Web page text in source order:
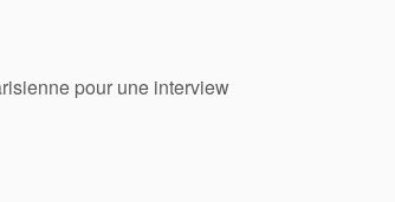
pour une interview